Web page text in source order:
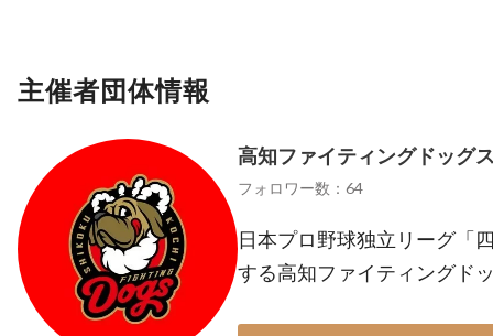
主催者団体情報
高知ファイティングドッグ
フォロワー数：64
日本プロ野球独立リーグ「
する高知ファイティングド